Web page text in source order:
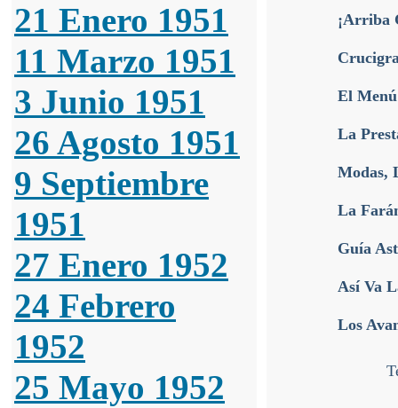
21 Enero 1951
11 Marzo 1951
3 Junio 1951
26 Agosto 1951
9 Septiembre
1951
27 Enero 1952
24 Febrero
1952
25 Mayo 1952
¡Arriba
El
La
Modas,
La
Guía
Así Va
Los